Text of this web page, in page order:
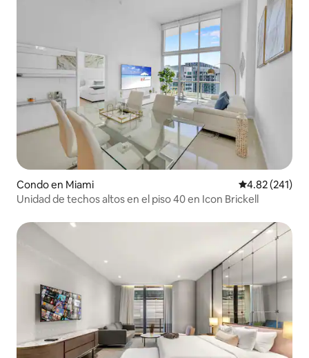
Condo en Miami Calificación
4.82 (241)
Unidad de techos altos en el piso 40 en Icon Brickell